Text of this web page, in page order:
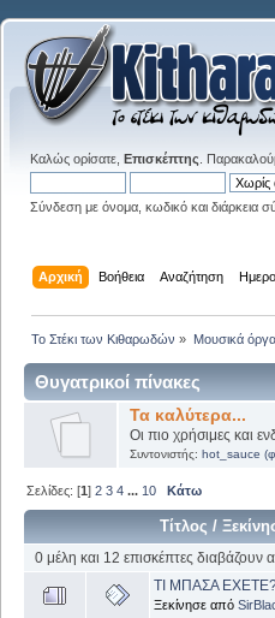
Καλώς ορίσατε, Επισκέπτης .
Σύνδεση με όνομα, κωδικό και διάρκεια
Αρχική Βοήθεια Αναζήτηση
Το Στέκι των Κιθαρωδών » Μουσικά
Θυγατρικοί πίνακες
Τα καλύτερα...
Οι πιο χρήσιμες και
Συντονιστής: hot_sauce
Σελίδες: [1]2 3 4 ... 10 Κάτω
Τίτλος /
0 μέλη και 12 επισκέπτες διαβάζουν
ΤΙ ΜΠΑΣΑ
Ξεκίνησε από